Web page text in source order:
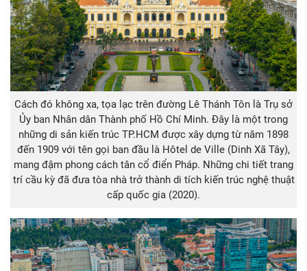
Cách đó không xa, tọa lạc trên đường Lê Thánh Tôn là Trụ sở
Ủy ban Nhân dân Thành phố Hồ Chí Minh. Đây là một trong
những di sản kiến trúc TP.HCM được xây dựng từ năm 1898
đến 1909 với tên gọi ban đầu là Hôtel de Ville (Dinh Xã Tây),
mang đậm phong cách tân cổ điển Pháp. Những chi tiết trang
trí cầu kỳ đã đưa tòa nhà trở thành di tích kiến trúc nghệ thuật
cấp quốc gia (2020).